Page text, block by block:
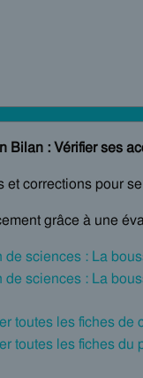
Bilan : Vérifier ses
et corrections pour
grâce à une
de sciences : La
de sciences : La
toutes les fiches de
toutes les fiches du